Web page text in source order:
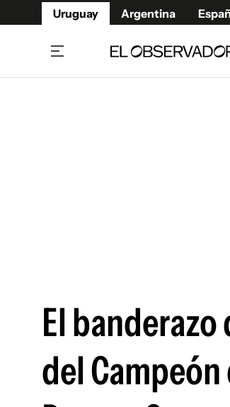
Uruguay Argentina
El banderazo
del